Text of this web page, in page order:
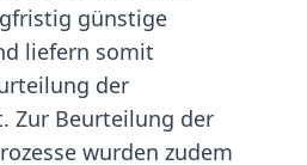
günstige
liefern somit
der
Zur Beurteilung der
wurden zudem